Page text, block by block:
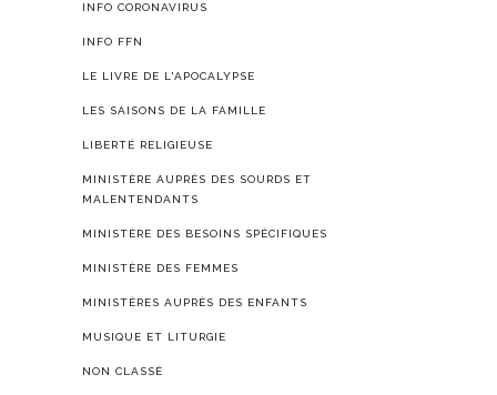
INFO CORONAVIRUS
INFO FFN
LE LIVRE DE L'APOCALYPSE
LES SAISONS DE LA FAMILLE
LIBERTÉ RELIGIEUSE
MINISTÈRE AUPRÈS DES SOURDS ET
MALENTENDANTS
MINISTÈRE DES BESOINS SPÉCIFIQUES
MINISTÈRE DES FEMMES
MINISTÈRES AUPRÈS DES ENFANTS
MUSIQUE ET LITURGIE
NON CLASSÉ